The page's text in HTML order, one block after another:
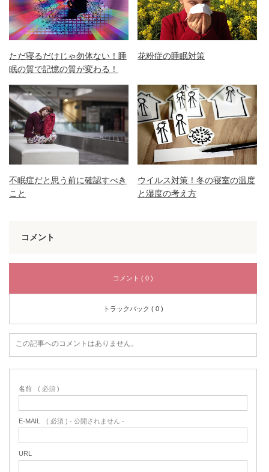
ただ寝るだけじゃ勿体ない！睡
眠の質で記憶の質が変わる！
花粉症の睡眠対策
不眠症だと思う前に確認すべき
こと
ウイルス対策！冬の寝室の温度
と湿度の考え方
コメント
コメント ( 0 )
トラックバック ( 0 )
この記事へのコメントはありません。
名前 ( 必須 )
E-MAIL ( 必須 ) - 公開されません -
URL